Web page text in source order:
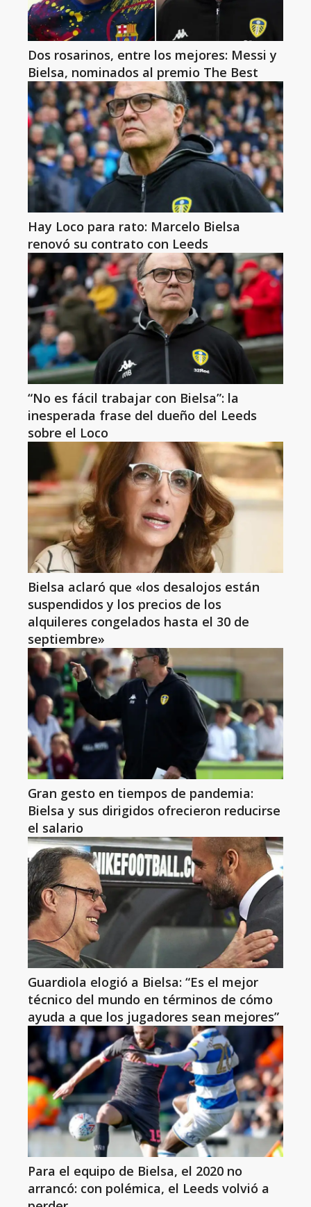
Dos rosarinos, entre los mejores: Messi y
Bielsa, nominados al premio The Best
Hay Loco para rato: Marcelo Bielsa
renovó su contrato con Leeds
“No es fácil trabajar con Bielsa”: la
inesperada frase del dueño del Leeds
sobre el Loco
Bielsa aclaró que «los desalojos están
suspendidos y los precios de los
alquileres congelados hasta el 30 de
septiembre»
Gran gesto en tiempos de pandemia:
Bielsa y sus dirigidos ofrecieron reducirse
el salario
Guardiola elogió a Bielsa: “Es el mejor
técnico del mundo en términos de cómo
ayuda a que los jugadores sean mejores”
Para el equipo de Bielsa, el 2020 no
arrancó: con polémica, el Leeds volvió a